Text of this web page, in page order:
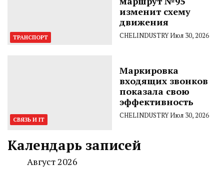
ТРАНСПОРТ
изменит схему
движения
CHELINDUSTRYИюл 30, 2026
СВЯЗЬ И IT
Маркировка
входящих звонков
показала свою
эффективность
CHELINDUSTRYИюл 30, 2026
Календарь записей
Август 2026